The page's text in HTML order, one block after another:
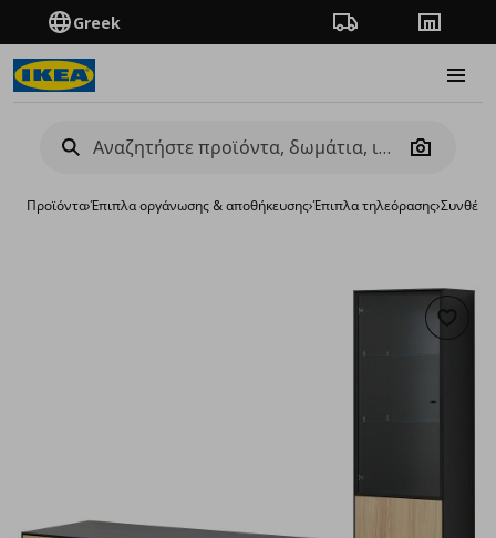
Greek Πορεία παραγγελίας
Camera
Προϊόντα›Έπιπλα οργάνωσης & αποθήκευσης›Έπιπλα τηλεόρασης›